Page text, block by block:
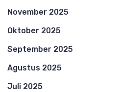
November 2025
Oktober 2025
September 2025
Agustus 2025
Juli 2025